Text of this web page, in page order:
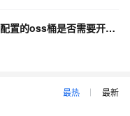
E-MapReduce使用jindoFS block模式配置的oss桶是否需要开启oss-hd...
最热 最新